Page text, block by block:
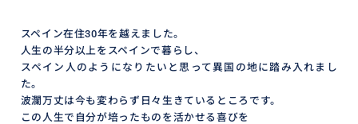
スペイン在住30年を越えました。
人生の半分以上をスペインで暮らし、
スペイン人のようになりたいと思って異国の地に踏み入れまし
た。
波瀾万丈は今も変わらず日々生きているところです。
この人生で自分が培ったものを活かせる喜びを